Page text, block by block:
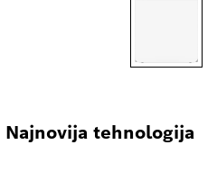
tehnologija